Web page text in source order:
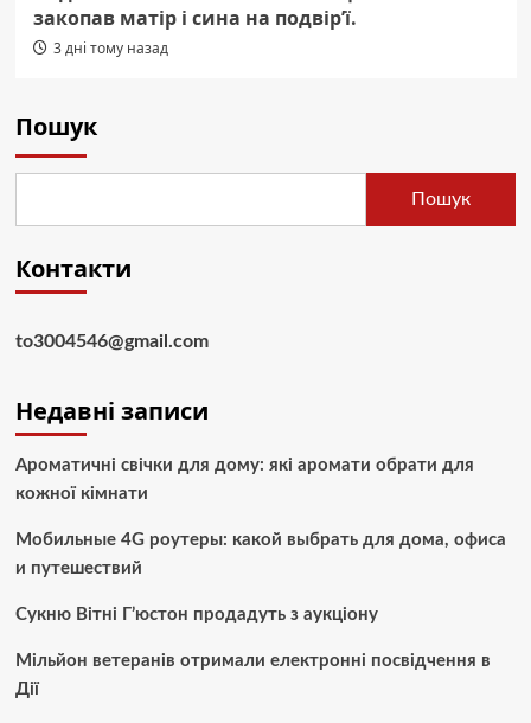
закопав матір і сина на подвір’ї.
3 дні тому назад
Пошук
Пошук
Контакти
to3004546@gmail.com
Недавні записи
Ароматичні свічки для дому: які аромати обрати для
кожної кімнати
Мобильные 4G роутеры: какой выбрать для дома, офиса
и путешествий
Сукню Вітні Г’юстон продадуть з аукціону
Мільйон ветеранів отримали електронні посвідчення в
Дії